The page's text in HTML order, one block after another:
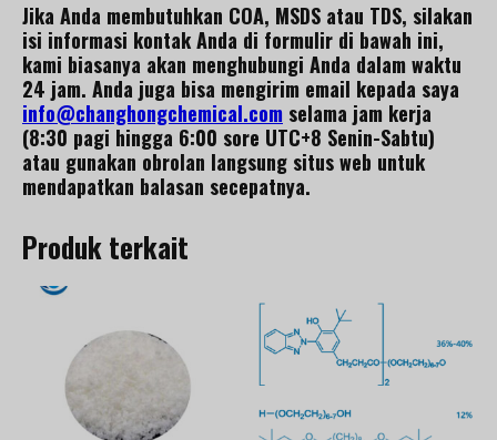
Jika Anda membutuhkan COA, MSDS atau TDS, silakan
isi informasi kontak Anda di formulir di bawah ini,
kami biasanya akan menghubungi Anda dalam waktu
24 jam. Anda juga bisa mengirim email kepada saya
info@changhongchemical.com selama jam kerja
(8:30 pagi hingga 6:00 sore UTC+8 Senin-Sabtu)
atau gunakan obrolan langsung situs web untuk
mendapatkan balasan secepatnya.
Produk terkait